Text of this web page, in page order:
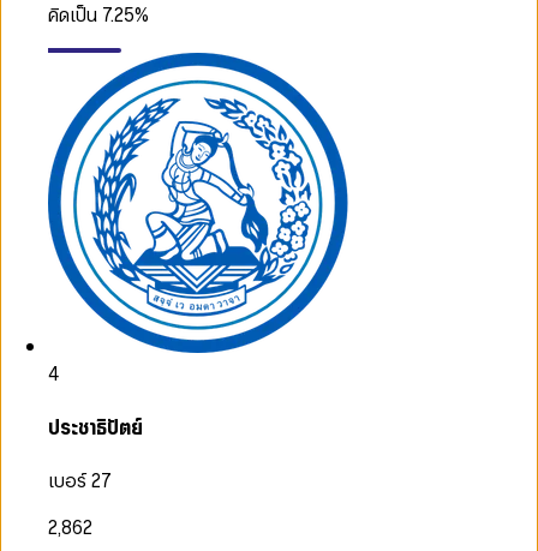
คิดเป็น 7.25%
4
ประชาธิปัตย์
เบอร์ 27
2,862